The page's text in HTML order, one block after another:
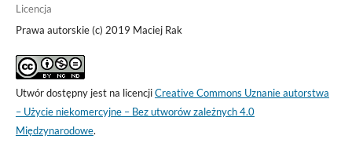
Licencja
Prawa autorskie (c) 2019 Maciej Rak
Utwór dostępny jest na licencjiCreative Commons Uznanie autorstwa
– Użycie niekomercyjne – Bez utworów zależnych 4.0
Międzynarodowe.